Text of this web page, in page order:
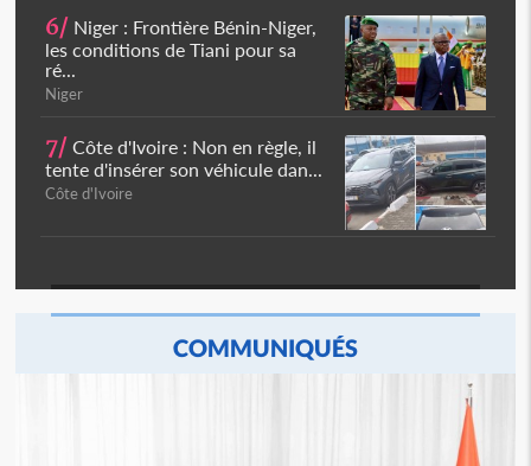
6/ Niger : Frontière Bénin-Niger,
les conditions de Tiani pour sa
ré...
Niger
7/ Côte d'Ivoire : Non en règle, il
tente d'insérer son véhicule dan...
Côte d'Ivoire
COMMUNIQUÉS